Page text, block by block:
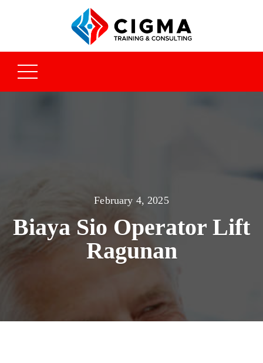
February 4, 2025
Biaya Sio Operator Lift
Ragunan